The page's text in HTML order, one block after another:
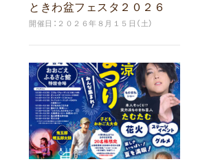
ときわ盆フェスタ２０２６
開催日：２０２６年８月１５日（土）